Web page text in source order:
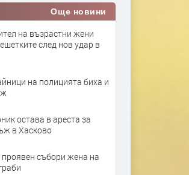
Още новини
на възрастни жени
след нов удар в
на полицията биха и
остава в ареста за
в Хасково
събори жена на